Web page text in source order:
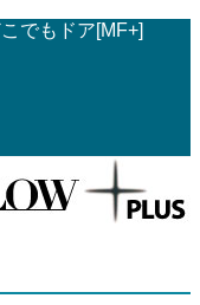
でもドア[MF+]